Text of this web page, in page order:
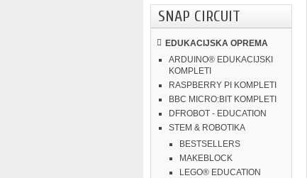
SNAP CIRCUIT
EDUKACIJSKA OPREMA
ARDUINO® EDUKACIJSKI
KOMPLETI
RASPBERRY PI KOMPLETI
BBC MICRO:BIT KOMPLETI
DFROBOT - EDUCATION
STEM & ROBOTIKA
BESTSELLERS
MAKEBLOCK
LEGO® EDUCATION